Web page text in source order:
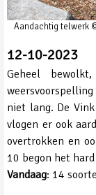
Aandachtig telwerk
12-10-2023
Geheel
niet lang. De
vlogen er ook
overtrokken en
10 begon het
Vandaag: 14